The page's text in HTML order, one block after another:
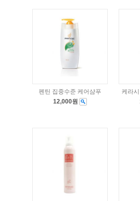
펜틴 집중수준 케어샴푸
12,000원
케라